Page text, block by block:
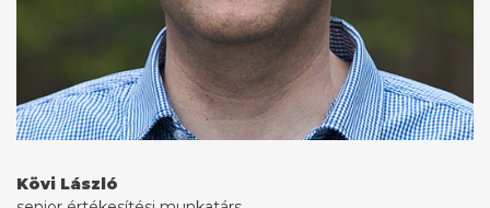
Kövi László